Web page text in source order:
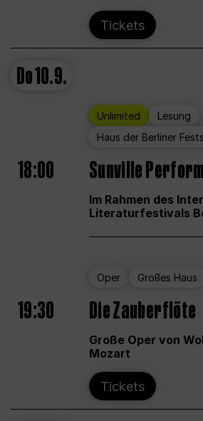
Tickets
Do10.9.
Unlimited
Lesung
Haus der Berliner
18:00 Sunville
Im Rahmen des
Literaturfestivals
Oper Großes Haus
19:30 Die Zauberflöte
Große Oper von
Mozart
Tickets